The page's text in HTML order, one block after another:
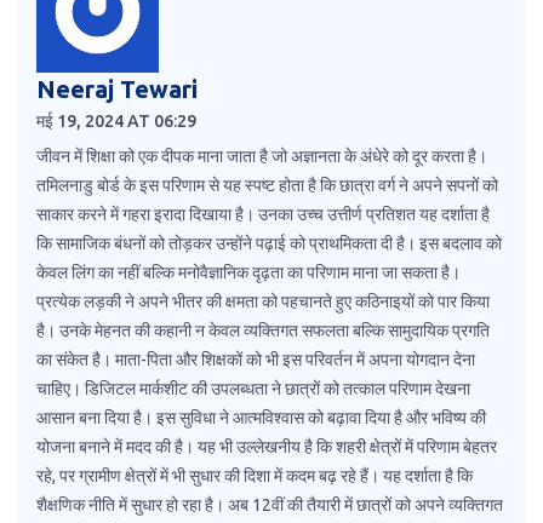
Neeraj Tewari
मई 19, 2024 AT 06:29
जीवन में शिक्षा को एक दीपक माना जाता है जो अज्ञानता के अंधेरे को दूर करता है।
तमिलनाडु बोर्ड के इस परिणाम से यह स्पष्ट होता है कि छात्रा वर्ग ने अपने सपनों को
साकार करने में गहरा इरादा दिखाया है। उनका उच्च उत्तीर्ण प्रतिशत यह दर्शाता है
कि सामाजिक बंधनों को तोड़कर उन्होंने पढ़ाई को प्राथमिकता दी है। इस बदलाव को
केवल लिंग का नहीं बल्कि मनोवैज्ञानिक दृढ़ता का परिणाम माना जा सकता है।
प्रत्येक लड़की ने अपने भीतर की क्षमता को पहचानते हुए कठिनाइयों को पार किया
है। उनके मेहनत की कहानी न केवल व्यक्तिगत सफलता बल्कि सामुदायिक प्रगति
का संकेत है। माता-पिता और शिक्षकों को भी इस परिवर्तन में अपना योगदान देना
चाहिए। डिजिटल मार्कशीट की उपलब्धता ने छात्रों को तत्काल परिणाम देखना
आसान बना दिया है। इस सुविधा ने आत्मविश्वास को बढ़ावा दिया है और भविष्य की
योजना बनाने में मदद की है। यह भी उल्लेखनीय है कि शहरी क्षेत्रों में परिणाम बेहतर
रहे, पर ग्रामीण क्षेत्रों में भी सुधार की दिशा में कदम बढ़ रहे हैं। यह दर्शाता है कि
शैक्षणिक नीति में सुधार हो रहा है। अब 12वीं की तैयारी में छात्रों को अपने व्यक्तिगत